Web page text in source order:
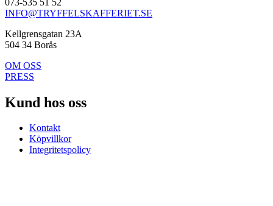
INFO@TRYFFELSKAFFERIET.SE
Kellgrensgatan 23A
504 34 Borås
OM OSS
PRESS
Kund hos oss
Kontakt
Köpvillkor
Integritetspolicy